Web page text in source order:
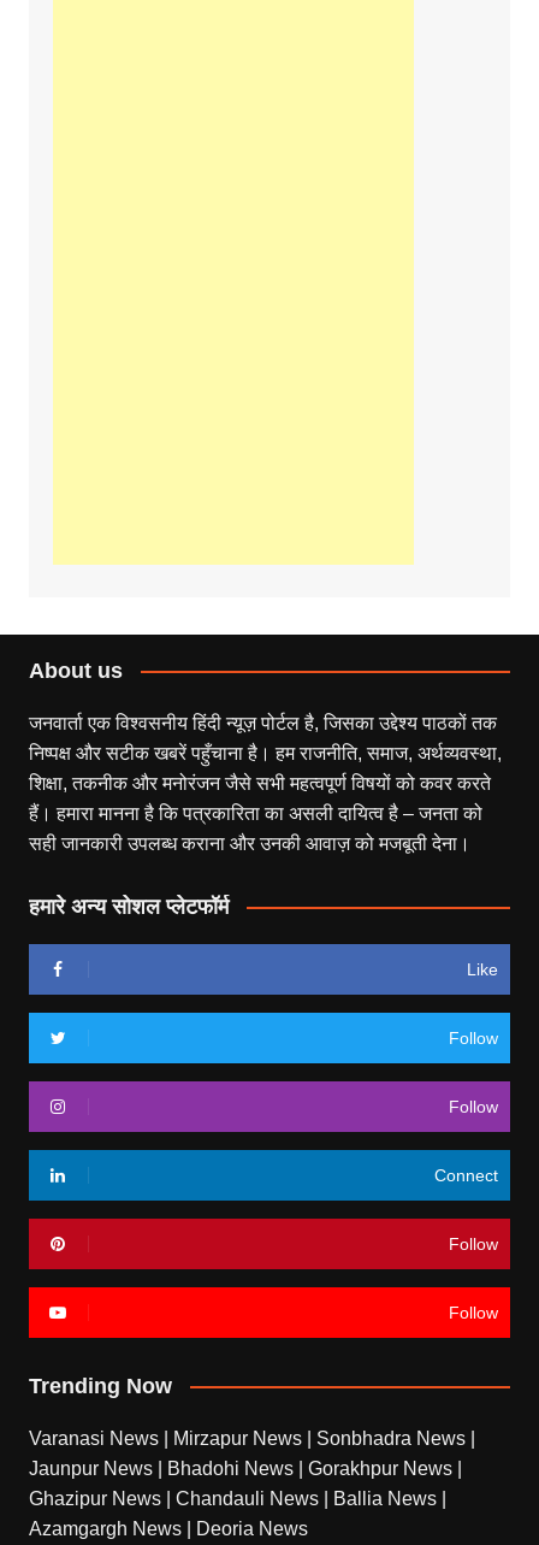
About us
जनवार्ता एक विश्वसनीय हिंदी न्यूज़ पोर्टल है, जिसका उद्देश्य पाठकों तक
निष्पक्ष और सटीक खबरें पहुँचाना है। हम राजनीति, समाज, अर्थव्यवस्था,
शिक्षा, तकनीक और मनोरंजन जैसे सभी महत्वपूर्ण विषयों को कवर करते
हैं। हमारा मानना है कि पत्रकारिता का असली दायित्व है – जनता को
सही जानकारी उपलब्ध कराना और उनकी आवाज़ को मजबूती देना।
हमारे अन्य सोशल प्लेटफॉर्म
Like
Follow
Follow
Connect
Follow
Follow
Trending Now
Varanasi News Mirzapur News Sonbhadra News
Jaunpur News
Bhadohi News Gorakhpur News
Ghazipur News
Chandauli News Ballia News
Azamgargh News
Deoria News